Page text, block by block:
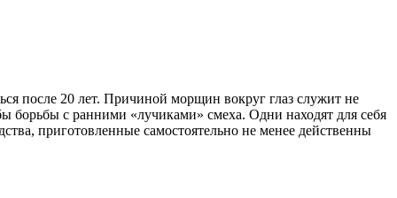
после 20 лет. Причиной морщин вокруг глаз служит не
борьбы с ранними «лучиками» смеха. Одни находят для себя
приготовленные самостоятельно не менее действенны